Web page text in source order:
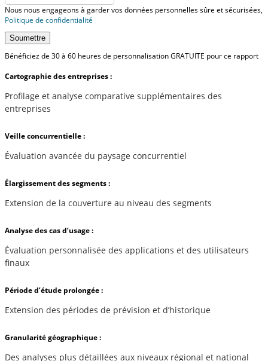
Nous nous engageons à garder vos données personnelles sûre et sécurisées,
Politique de confidentialité
Soumettre
Bénéficiez de 30 à 60 heures de personnalisation GRATUITE pour ce rapport
Cartographie des entreprises :
Profilage et analyse comparative supplémentaires des
entreprises
Veille concurrentielle :
Évaluation avancée du paysage concurrentiel
Élargissement des segments :
Extension de la couverture au niveau des segments
Analyse des cas d’usage :
Évaluation personnalisée des applications et des utilisateurs
finaux
Période d’étude prolongée :
Extension des périodes de prévision et d’historique
Granularité géographique :
Des analyses plus détaillées aux niveaux régional et national